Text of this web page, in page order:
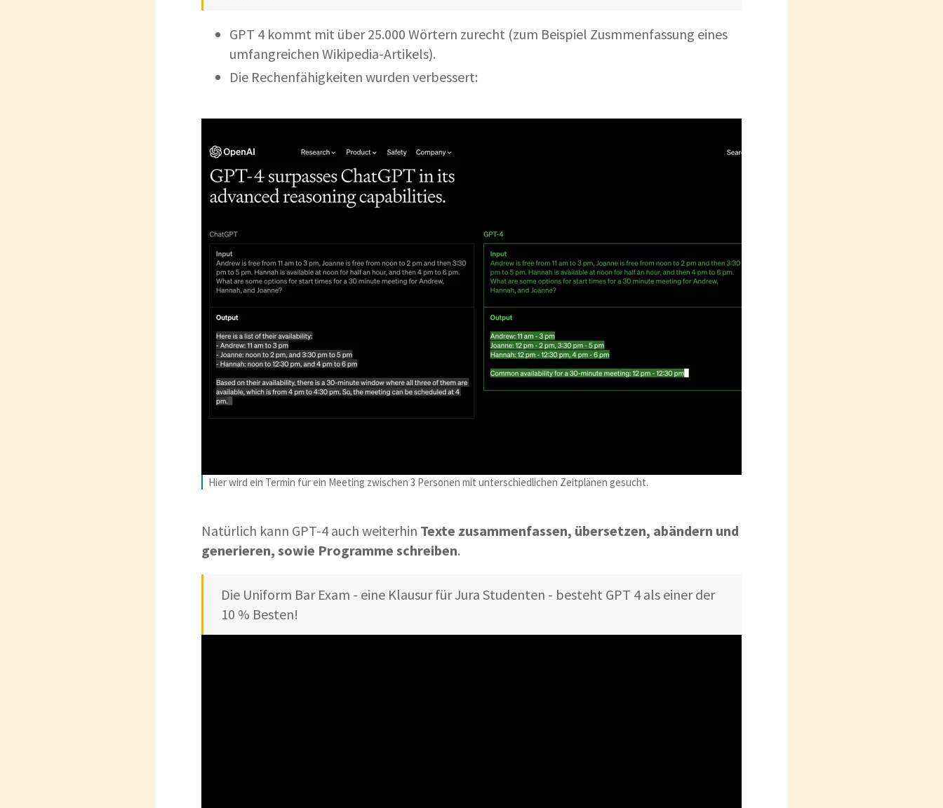
GPT 4 kommt mit über 25.000 Wörtern zurecht (zum Beispiel Zusmmenfassung eines
umfangreichen Wikipedia-Artikels).
Die Rechenfähigkeiten wurden verbessert:
Hier wird ein Termin für ein Meeting zwischen 3 Personen mit unterschiedlichen Zeitplänen gesucht.
Natürlich kann GPT-4 auch weiterhin Texte zusammenfassen, übersetzen, abändern und
generieren, sowie Programme schreiben.
Die Uniform Bar Exam - eine Klausur für Jura Studenten - besteht GPT 4 als einer der
10 % Besten!